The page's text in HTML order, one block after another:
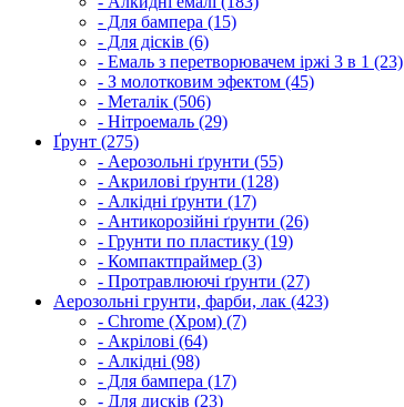
- Для бампера (15)
- Для дісків (6)
- Емаль з перетворювачем іржі 3 в 1 (23)
- З молотковим эфектом (45)
- Металік (506)
- Нітроемаль (29)
Ґрунт (275)
- Аерозольні ґрунти (55)
- Акрилові ґрунти (128)
- Алкідні ґрунти (17)
- Антикорозійні ґрунти (26)
- Грунти по пластику (19)
- Компактпраймер (3)
- Протравлюючі ґрунти (27)
Аерозольні грунти, фарби, лак (423)
- Chrome (Хром) (7)
- Акрілові (64)
- Алкідні (98)
- Для бампера (17)
- Для дисків (23)